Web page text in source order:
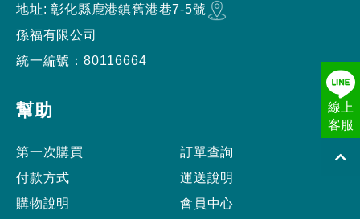
地址:彰化縣鹿港鎮舊港巷7-5號
孫福有限公司
統一編號：80116664
幫助
第一次購買
訂單查詢
付款方式
運送說明
購物說明
會員中心
線上
客服